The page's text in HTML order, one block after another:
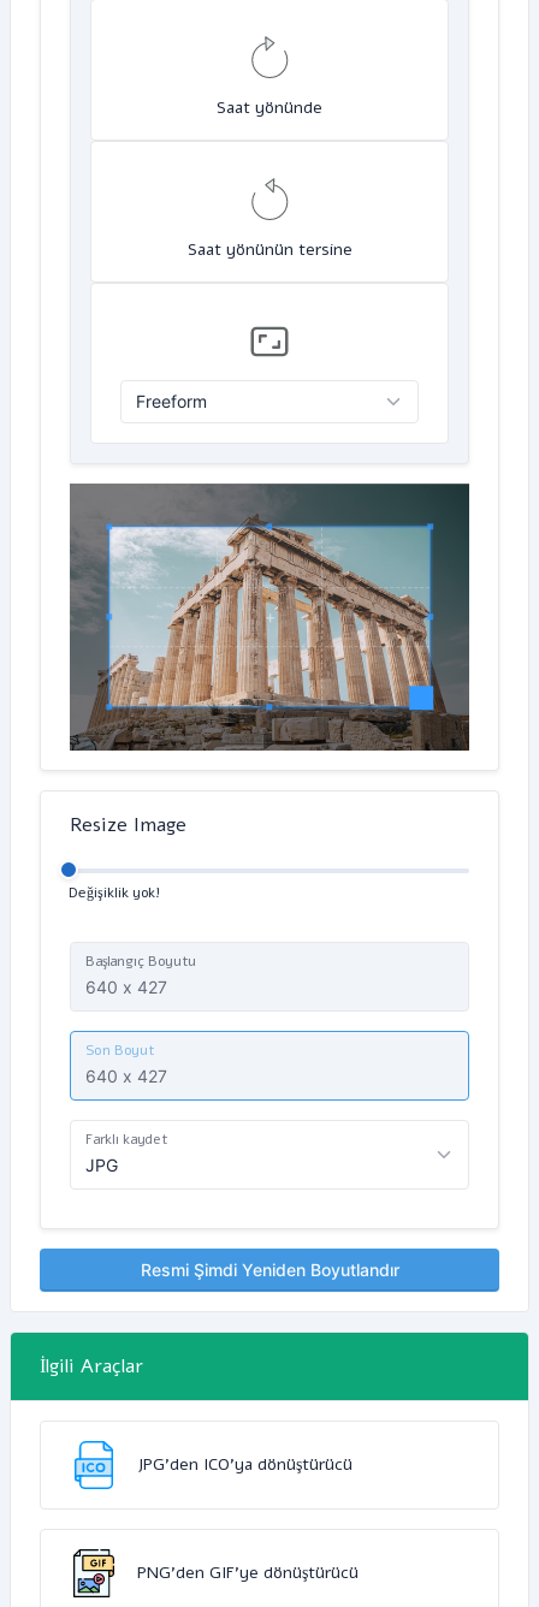
Saat yönünde
Saat yönünün tersine
Resize Image
Değişiklik yok!
Başlangıç Boyutu
Son Boyut
Farklı kaydet
Resmi Şimdi Yeniden Boyutlandır
İlgili Araçlar
JPG'den ICO'ya dönüştürücü
PNG'den GIF'ye dönüştürücü